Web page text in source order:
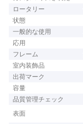
ロータリー
状態
一般的な使用
応用
フレーム
室内装飾品
出荷マーク
容量
品質管理チェック
表面